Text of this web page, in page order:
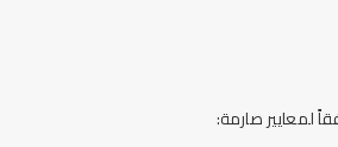
لمعايير صارمة: